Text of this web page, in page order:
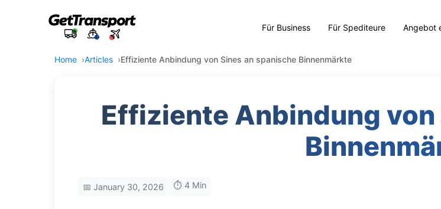
Für Business Für Spediteure Angebot
Home Articles Effiziente Anbindung von Sines an spanische Binnenmärkte
Effiziente Anbindung
📅 January 30, 2026 ⏱️ 4 Min